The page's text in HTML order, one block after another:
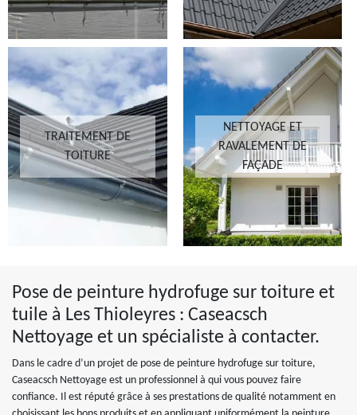
TRAITEMENT DE
TOITURE
NETTOYAGE ET
RAVALEMENT DE
FAÇADE
Pose de peinture hydrofuge sur toiture et
tuile à Les Thioleyres : Caseacsch
Nettoyage et un spécialiste à contacter.
Dans le cadre d’un projet de pose de peinture hydrofuge sur toiture,
Caseacsch Nettoyage est un professionnel à qui vous pouvez faire
confiance. Il est réputé grâce à ses prestations de qualité notamment en